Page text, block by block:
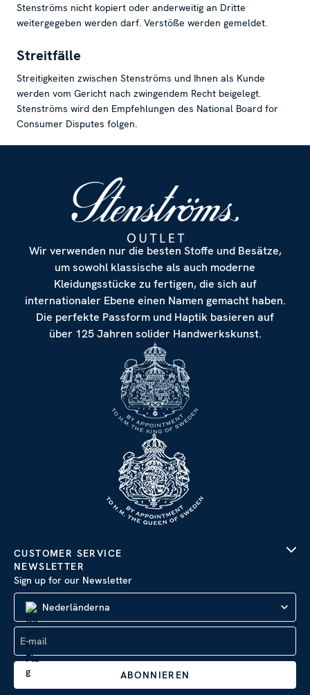
Stenströms nicht kopiert oder anderweitig an Dritte
weitergegeben werden darf. Verstöße werden gemeldet.
Streitfälle
Streitigkeiten zwischen Stenströms und Ihnen als Kunde
werden vom Gericht nach zwingendem Recht beigelegt.
Stenströms wird den Empfehlungen des National Board for
Consumer Disputes folgen.
Wir verwenden nur die besten Stoffe und Besätze,
um sowohl klassische als auch moderne
Kleidungsstücke zu fertigen, die sich auf
internationaler Ebene einen Namen gemacht haben.
Die perfekte Passform und Haptik basieren auf
über 125 Jahren solider Handwerkskunst.
CUSTOMER SERVICE
NEWSLETTER
Sign up for our Newsletter
Nederländerna
ABONNIEREN